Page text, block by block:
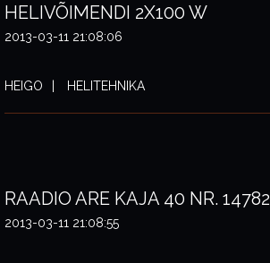
HELIVÕIMENDI 2X100 W
2013-03-11 21:08:06
HEIGO HELITEHNIKA
RAADIO ARE KAJA 40 NR. 14782
2013-03-11 21:08:55